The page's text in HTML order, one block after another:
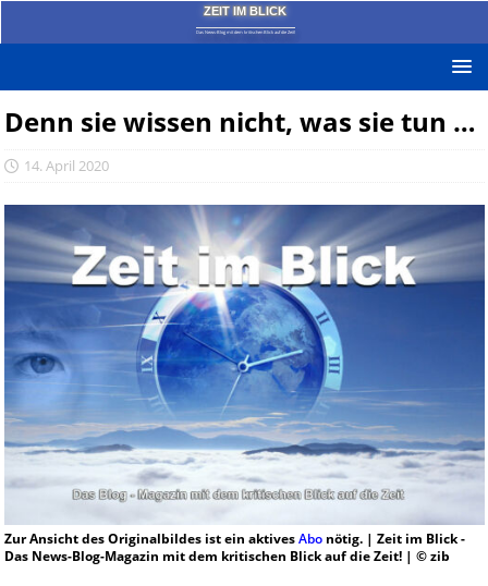
ZEIT IM BLICK
Das News-Blog mit dem kritischen Blick auf die Zeit!
Denn sie wissen nicht, was sie tun …
14. April 2020
Zur Ansicht des Originalbildes ist ein aktivesAbonötig. | Zeit im Blick -
Das News-Blog-Magazin mit dem kritischen Blick auf die Zeit! | © zib